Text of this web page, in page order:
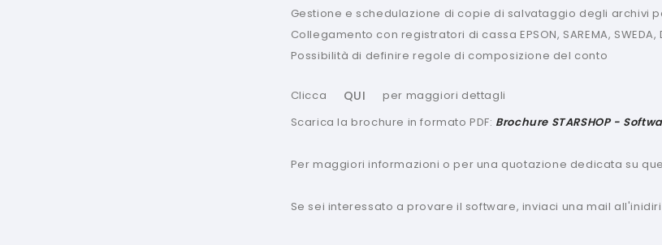
Gestione e schedulazione di copie di salvataggio degli archivi
Collegamento con registratori di cassa EPSON, SAREMA, SWEDA,
Possibilità di definire regole di composizione del conto
Clicca QUI
per maggiori dettagli
Scarica la brochure in formato PDF: Brochure STARSHOP -
Per maggiori informazioni o per una quotazione dedicata su
Se sei interessato a provare il software, inviaci una mail